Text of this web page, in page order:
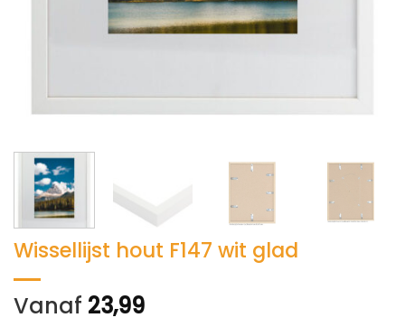
Wissellijst hout F147 wit glad
Vanaf 23,99